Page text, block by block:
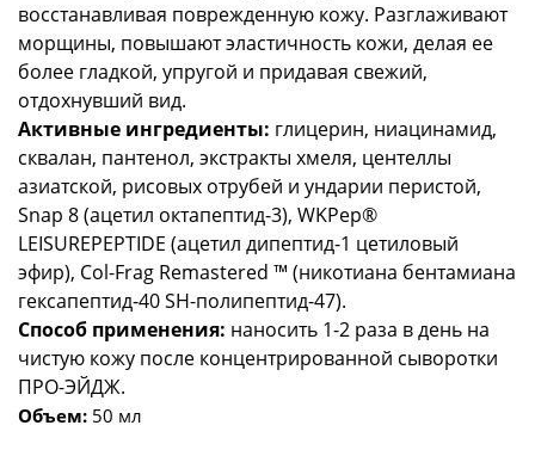
восстанавливая поврежденную кожу. Разглаживают
морщины, повышают эластичность кожи, делая ее
более гладкой, упругой и придавая свежий,
отдохнувший вид.
Активные ингредиенты: глицерин, ниацинамид,
сквалан, пантенол, экстракты хмеля, центеллы
азиатской, рисовых отрубей и ундарии перистой,
Snap 8 (ацетил октапептид-3), WKPep®
LEISUREPEPTIDE (ацетил дипептид-1 цетиловый
эфир), Col-Frag Remastered ™ (никотиана бентамиана
гексапептид-40 SH-полипептид-47).
Способ применения: наносить 1-2 раза в день на
чистую кожу после концентрированной сыворотки
ПРО-ЭЙДЖ.
Объем: 50 мл